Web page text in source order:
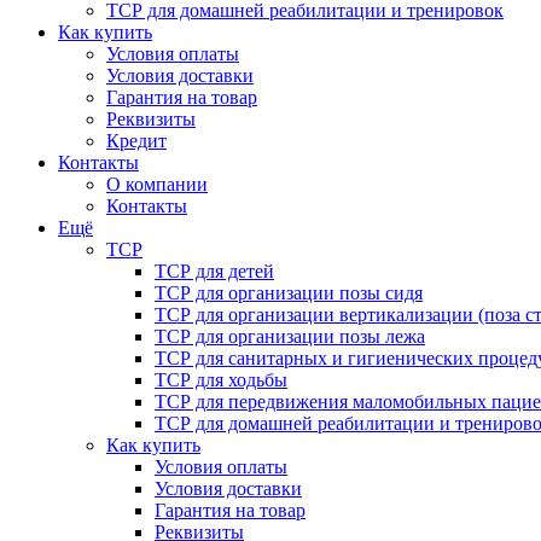
ТСР для домашней реабилитации и тренировок
Как купить
Условия оплаты
Условия доставки
Гарантия на товар
Реквизиты
Кредит
Контакты
О компании
Контакты
Ещё
ТСР
ТСР для детей
ТСР для организации позы сидя
ТСР для организации вертикализации (поза
ТСР для организации позы лежа
ТСР для санитарных и гигиенических
ТСР для ходьбы
ТСР для передвижения маломобильных
ТСР для домашней реабилитации и
Как купить
Условия оплаты
Условия доставки
Гарантия на товар
Реквизиты